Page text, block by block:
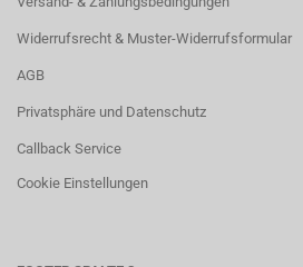
Widerrufsrecht & Muster-Widerrufsformular
AGB
Privatsphäre und Datenschutz
Callback Service
Cookie Einstellungen